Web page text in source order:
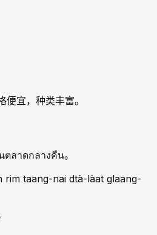
宜，种类丰富。
ลาดกลางคืน。
rim taang-nai dtà-làat glaang-